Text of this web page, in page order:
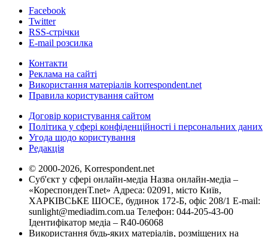
Facebook
Twitter
RSS-стрічки
E-mail розсилка
Контакти
Реклама на сайті
Використання матеріалів korrespondent.net
Правила користування сайтом
Договір користування сайтом
Політика у сфері конфіденційності і персональних даних
Угода щодо користування
Редакція
© 2000-2026, Korrespondent.net
Суб'єкт у сфері онлайн-медіа Назва онлайн-медіа –
«КореспонденТ.net» Адреса: 02091, місто Київ,
ХАРКІВСЬКЕ ШОСЕ, будинок 172-Б, офіс 208/1 E-mail:
sunlight@mediadim.com.ua Телефон: 044-205-43-00
Ідентифікатор медіа – R40-06068
Використання будь-яких матеріалів, розміщених на